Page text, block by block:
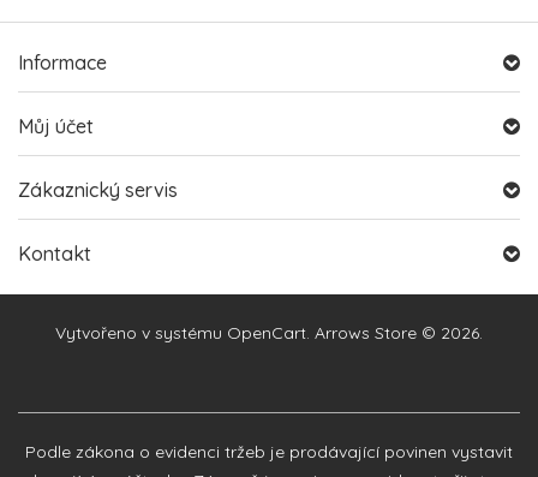
Informace
Můj účet
Zákaznický servis
Kontakt
Vytvořeno v systému OpenCart. Arrows Store © 2026.
Podle zákona o evidenci tržeb je prodávající povinen vystavit